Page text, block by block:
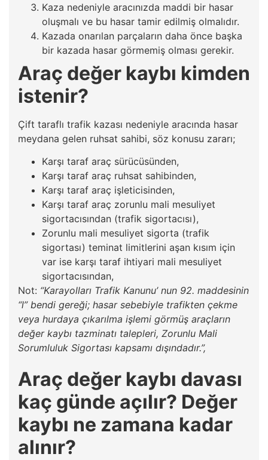
Kaza nedeniyle aracınızda maddi bir hasar
oluşmalı ve bu hasar tamir edilmiş olmalıdır.
Kazada onarılan parçaların daha önce başka
bir kazada hasar görmemiş olması gerekir.
Araç değer kaybı kimden
istenir?
Çift taraflı trafik kazası nedeniyle aracında hasar
meydana gelen ruhsat sahibi, söz konusu zararı;
Karşı taraf araç sürücüsünden,
Karşı taraf araç ruhsat sahibinden,
Karşı taraf araç işleticisinden,
Karşı taraf araç zorunlu mali mesuliyet
sigortacısından (trafik sigortacısı),
Zorunlu mali mesuliyet sigorta (trafik
sigortası) teminat limitlerini aşan kısım için
var ise karşı taraf ihtiyari mali mesuliyet
sigortacısından,
Not: “Karayolları Trafik Kanunu’ nun 92. maddesinin
“l” bendi gereği; hasar sebebiyle trafikten çekme
veya hurdaya çıkarılma işlemi görmüş araçların
değer kaybı tazminatı talepleri, Zorunlu Mali
Sorumluluk Sigortası kapsamı dışındadır.”,
Araç değer kaybı davası
kaç günde açılır? Değer
kaybı ne zamana kadar
alınır?